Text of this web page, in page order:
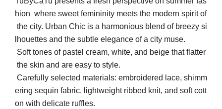
hion where sweet femininity meets the modern spirit of
the city. Urban Chic is a harmonious blend of breezy si
lhouettes and the subtle elegance of a city muse.
Soft tones of pastel cream, white, and beige that flatter
the skin and are easy to style.
Carefully selected materials: embroidered lace, shimm
ering sequin fabric, lightweight ribbed knit, and soft cott
on with delicate ruffles.